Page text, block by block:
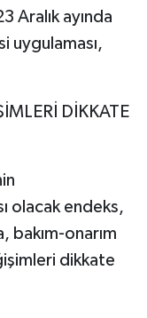
Aralık ayında
uygulaması,
DİKKATE
olacak endeks,
bakım-onarım
dikkate